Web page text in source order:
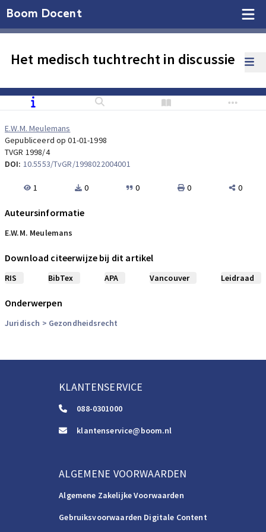
Boom Docent
Het medisch tuchtrecht in discussie
E.W.M. Meulemans
Gepubliceerd op 01-01-1998
TVGR 1998/4
DOI: 10.5553/TvGR/1998022004001
1 0 0 0 0
Auteursinformatie
E.W.M. Meulemans
Download citeerwijze bij dit artikel
RIS BibTex APA Vancouver Leidraad
Onderwerpen
Juridisch > Gezondheidsrecht
KLANTENSERVICE
088-0301000
klantenservice@boom.nl
ALGEMENE VOORWAARDEN
Algemene Zakelijke Voorwaarden
Gebruiksvoorwaarden Digitale Content